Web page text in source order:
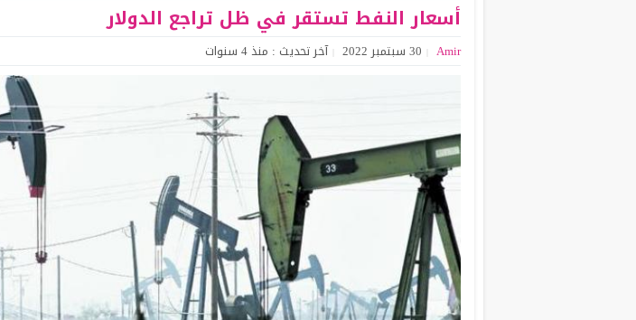
أسعار النفط تستقر في ظل تراجع الدولار
Amir 30 سبتمبر 2022 آخر تحديث : منذ 4 سنوات